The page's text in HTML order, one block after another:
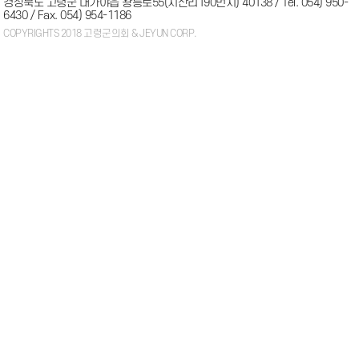
경상북도 고령군 대가야읍 왕릉로55(지산리190번지) 40138 / Tel. 054) 950-
6430 / Fax. 054) 954-1186
COPYRIGHTS 2018 고령군의회 & JEYUN CORP.